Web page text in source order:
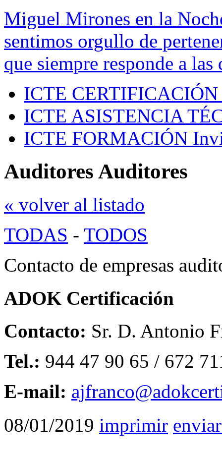
Miguel Mirones en la
sentimos orgullo de
que siempre responde a
ICTE CERTIFICACIÓN
ICTE ASISTENCIA
ICTE FORMACIÓN
Auditores Auditores
« volver al listado
TODAS - TODOS
Contacto de empresas
ADOK Certificación
Contacto: Sr. D. Antonio
Tel.: 944 47 90 65 / 672
E-mail:
08/01/2019 imprimir